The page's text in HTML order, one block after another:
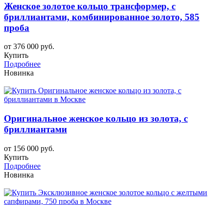
Женское золотое кольцо трансформер, с
бриллиантами, комбинированное золото, 585
проба
от 376 000 руб.
Купить
Подробнее
Новинка
Оригинальное женское кольцо из золота, с
бриллиантами
от 156 000 руб.
Купить
Подробнее
Новинка